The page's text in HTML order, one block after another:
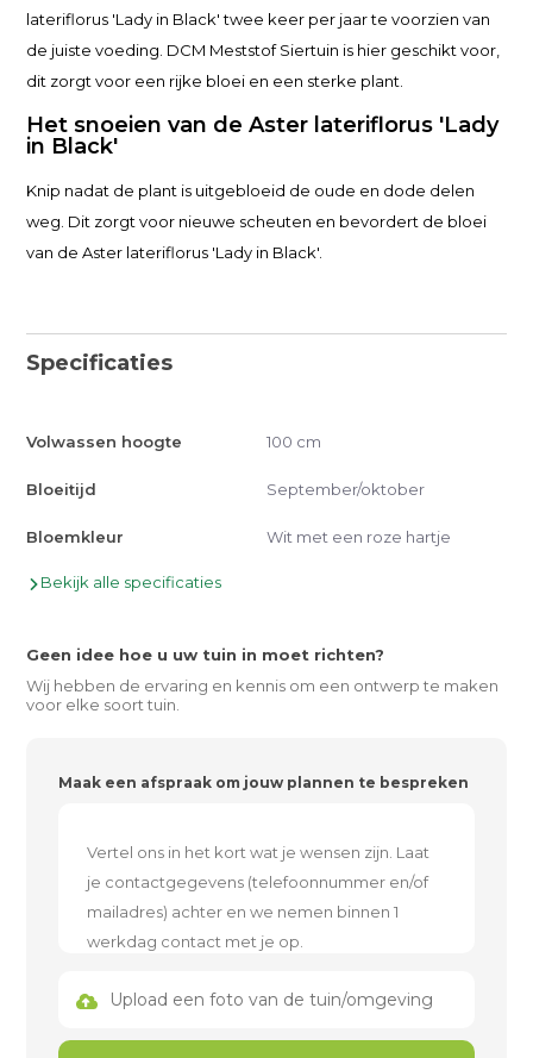
lateriflorus 'Lady in Black' twee keer per jaar te voorzien van
de juiste voeding. DCM Meststof Siertuin is hier geschikt voor,
dit zorgt voor een rijke bloei en een sterke plant.
Het snoeien van de Aster lateriflorus 'Lady
in Black'
Knip nadat de plant is uitgebloeid de oude en dode delen
weg. Dit zorgt voor nieuwe scheuten en bevordert de bloei
van de Aster lateriflorus 'Lady in Black'.
Specificaties
Volwassen hoogte 100 cm
Bloeitijd September/oktober
Bloemkleur Wit met een roze hartje
Bekijk alle specificaties
Geen idee hoe u uw tuin in moet richten?
Wij hebben de ervaring en kennis om een ontwerp te maken
voor elke soort tuin.
Maak een afspraak om jouw plannen te bespreken
Upload een foto van de tuin/omgeving